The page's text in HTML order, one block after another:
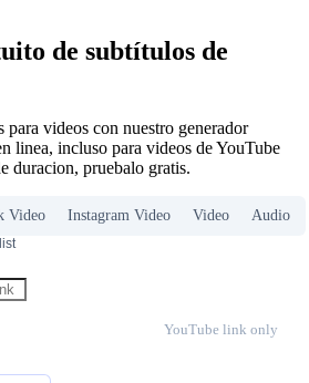
de subtítulos de
para videos con nuestro generador
linea, incluso para videos de YouTube
duracion, pruebalo gratis.
Video Instagram Video Video Audio
YouTube link only